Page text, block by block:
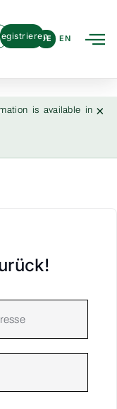
DE EN
is available in ×